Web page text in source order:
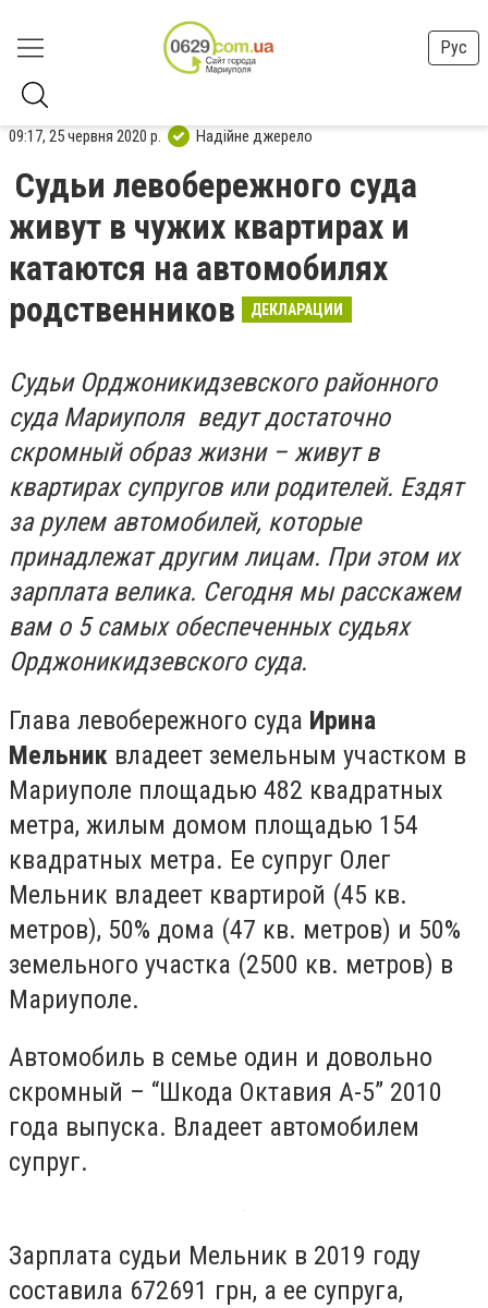
Рус
09:17, 25 червня 2020 р. Надійне джерело
Судьи левобережного суда
живут в чужих квартирах и
катаются на автомобилях
родственников
ДЕКЛАРАЦИИ
Судьи Орджоникидзевского районного
суда Мариуполя ведут достаточно
скромный образ жизни – живут в
квартирах супругов или родителей. Ездят
за рулем автомобилей, которые
принадлежат другим лицам. При этом их
зарплата велика. Сегодня мы расскажем
вам о 5 самых обеспеченных судьях
Орджоникидзевского суда.
Глава левобережного суда Ирина
Мельник владеет земельным участком в
Мариуполе площадью 482 квадратных
метра, жилым домом площадью 154
квадратных метра. Ее супруг Олег
Мельник владеет квартирой (45 кв.
метров), 50% дома (47 кв. метров) и 50%
земельного участка (2500 кв. метров) в
Мариуполе.
Автомобиль в семье один и довольно
скромный – “Шкода Октавия А-5” 2010
года выпуска. Владеет автомобилем
супруг.
Зарплата судьи Мельник в 2019 году
составила 672691 грн, а ее супруга,